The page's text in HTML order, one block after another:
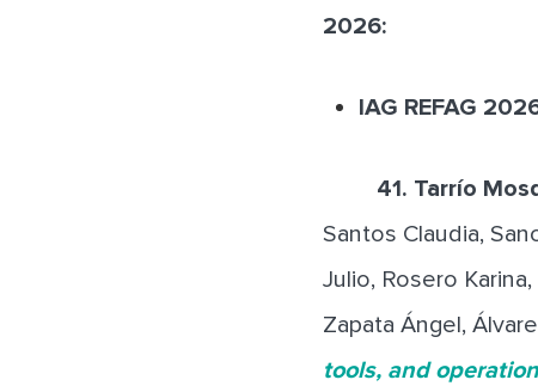
2026:
IAG REFAG
41. Tarrío
Santos Claudia,
Julio, Rosero
Zapata Ángel,
tools, and